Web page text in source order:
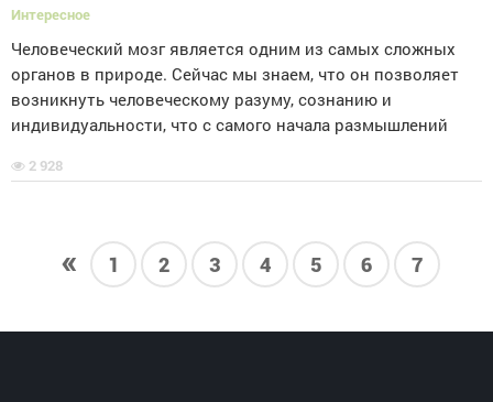
Интересное
Человеческий мозг является одним из самых сложных
органов в природе. Сейчас мы знаем, что он позволяет
возникнуть человеческому разуму, сознанию и
индивидуальности, что с самого начала размышлений
2 928
« 1 2 3 4 5 6 7